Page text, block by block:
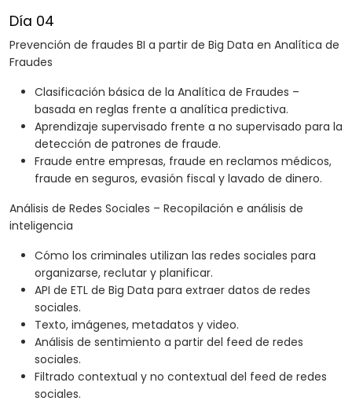
Día 04
Prevención de fraudes BI a partir de Big Data en Analítica de
Fraudes
Clasificación básica de la Analítica de Fraudes –
basada en reglas frente a analítica predictiva.
Aprendizaje supervisado frente a no supervisado para la
detección de patrones de fraude.
Fraude entre empresas, fraude en reclamos médicos,
fraude en seguros, evasión fiscal y lavado de dinero.
Análisis de Redes Sociales – Recopilación e análisis de
inteligencia
Cómo los criminales utilizan las redes sociales para
organizarse, reclutar y planificar.
API de ETL de Big Data para extraer datos de redes
sociales.
Texto, imágenes, metadatos y video.
Análisis de sentimiento a partir del feed de redes
sociales.
Filtrado contextual y no contextual del feed de redes
sociales.